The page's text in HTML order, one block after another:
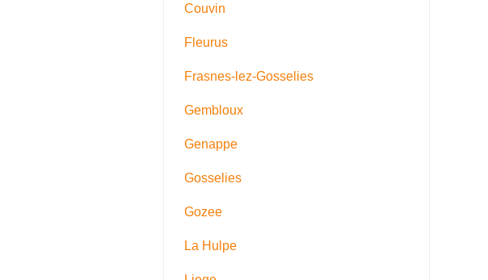
Couvin
Fleurus
Frasnes-lez-Gosselies
Gembloux
Genappe
Gosselies
Gozee
La Hulpe